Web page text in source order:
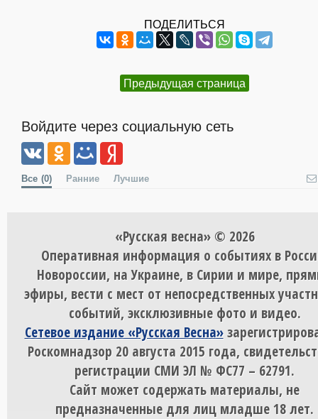
ПОДЕЛИТЬСЯ
Предыдущая страница
Войдите через социальную сеть
Все (0) Ранние Лучшие
«Русская весна» © 2026
Оперативная информация о событиях в
Новороссии, на Украине, в Сирии и мире,
эфиры, вести с мест от непосредственных
событий, эксклюзивные фото и видео.
Сетевое издание «Русская Весна»
Роскомнадзор 20 августа 2015 года,
регистрации СМИ ЭЛ № ФС77 – 62791.
Сайт может содержать материалы, не
предназначенные для лиц младше 18 лет.